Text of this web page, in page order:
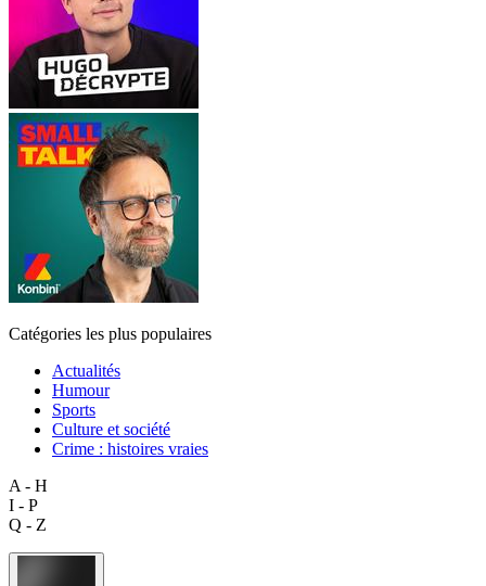
Catégories les plus populaires
Actualités
Humour
Sports
Culture et société
Crime : histoires vraies
A - H
I - P
Q - Z